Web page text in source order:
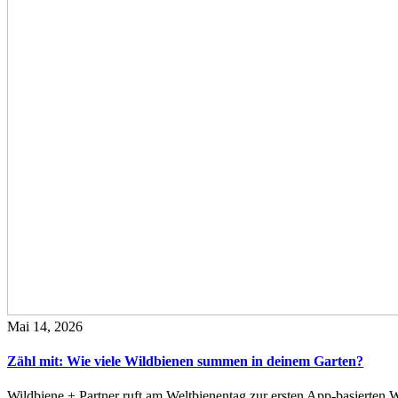
Mai 14, 2026
Zähl mit: Wie viele Wildbienen summen in deinem Garten?